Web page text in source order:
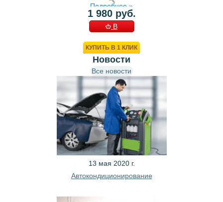
Подробнее »
1 980 руб.
В
КУПИТЬ В 1 КЛИК
Новости
Все новости
13 мая 2020 г.
Автокондиционирование